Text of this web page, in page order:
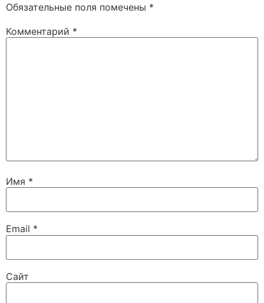
Обязательные поля помечены *
Комментарий *
Имя *
Email *
Сайт